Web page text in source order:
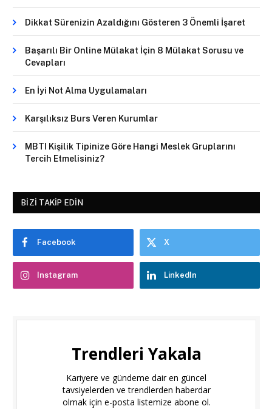
Dikkat Sürenizin Azaldığını Gösteren 3 Önemli İşaret
Başarılı Bir Online Mülakat İçin 8 Mülakat Sorusu ve
Cevapları
En İyi Not Alma Uygulamaları
Karşılıksız Burs Veren Kurumlar
MBTI Kişilik Tipinize Göre Hangi Meslek Gruplarını
Tercih Etmelisiniz?
BIZI TAKIP EDIN
Facebook X
Instagram LinkedIn
Trendleri Yakala
Kariyere ve gündeme dair en güncel
tavsiyelerden ve trendlerden haberdar
olmak için e-posta listemize abone ol.